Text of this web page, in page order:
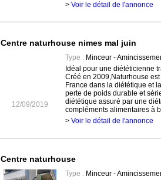
> Voir le détail de l'annonce
Centre naturhouse nimes mal juin
12/09/2019
Type :Minceur -
Idéal pour une diététicienne
Créé en 2009,Naturhouse
France dans la diététique et
perte de poids durable et
diététique assuré par une
compléments alimentaires à
> Voir le détail de l'annonce
Centre naturhouse
Type :Minceur -